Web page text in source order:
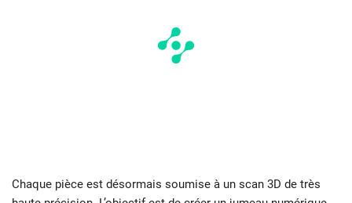
Chaque pièce est désormais soumise à un scan 3D de très